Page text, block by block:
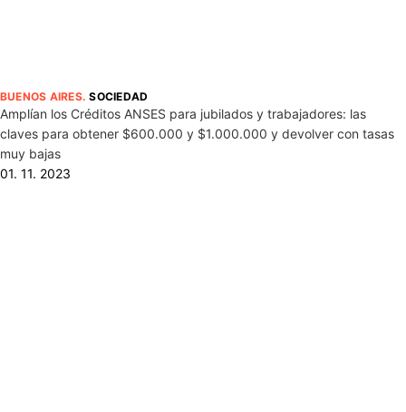
BUENOS AIRES.SOCIEDAD
Amplían los Créditos ANSES para jubilados y trabajadores: las
claves para obtener $600.000 y $1.000.000 y devolver con tasas
muy bajas
01. 11. 2023